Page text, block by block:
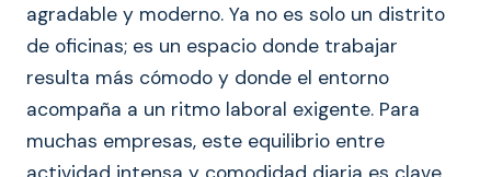
agradable y moderno. Ya no es solo un distrito
de oficinas; es un espacio donde trabajar
resulta más cómodo y donde el entorno
acompaña a un ritmo laboral exigente. Para
muchas empresas, este equilibrio entre